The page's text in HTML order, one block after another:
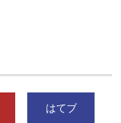
はてブ